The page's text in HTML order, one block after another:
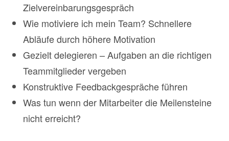
Zielvereinbarungsgespräch
Wie motiviere ich mein Team? Schnellere
Abläufe durch höhere Motivation
Gezielt delegieren – Aufgaben an die richtigen
Teammitglieder vergeben
Konstruktive Feedbackgespräche führen
Was tun wenn der Mitarbeiter die Meilensteine
nicht erreicht?